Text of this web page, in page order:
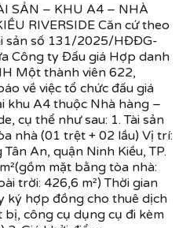
SẢN – KHU A4 – NHÀ
RIVERSIDE Căn cứ theo
sản số 131/2025/HĐĐG-
Công ty Đấu giá Hợp danh
Một thành viên 622,
về việc tổ chức đấu giá
khu A4 thuộc Nhà hàng –
cụ thể như sau: 1. Tài sản
nhà (01 trệt + 02 lầu) Vị trí:
An, quận Ninh Kiều, TP.
mặt bằng tòa nhà:
trời: 426,6 m²) Thời gian
ký hợp đồng cho thuê dịch
công cụ dụng cụ đi kèm